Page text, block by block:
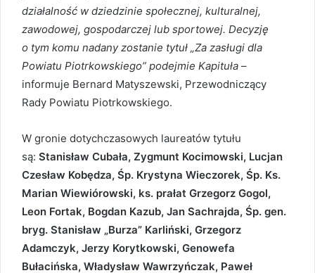
działalność w dziedzinie społecznej, kulturalnej,
zawodowej, gospodarczej lub sportowej. Decyzję
o tym komu nadany zostanie tytuł „Za zasługi dla
Powiatu Piotrkowskiego” podejmie Kapituła –
informuje Bernard Matyszewski, Przewodniczący
Rady Powiatu Piotrkowskiego.
W gronie dotychczasowych laureatów tytułu
są: Stanisław Cubała, Zygmunt Kocimowski, Lucjan
Czesław Kobędza, Śp. Krystyna Wieczorek, Śp. Ks.
Marian Wiewiórowski, ks. prałat Grzegorz Gogol,
Leon Fortak, Bogdan Kazub, Jan Sachrajda, Śp. gen.
bryg. Stanisław „Burza” Karliński, Grzegorz
Adamczyk, Jerzy Korytkowski, Genowefa
Bułacińska, Władysław Wawrzyńczak, Paweł